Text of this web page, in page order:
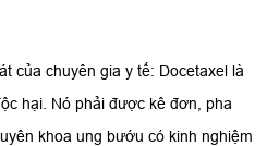
của chuyên gia y tế: Docetaxel là
hại. Nó phải được kê đơn, pha
khoa ung bướu có kinh nghiệm